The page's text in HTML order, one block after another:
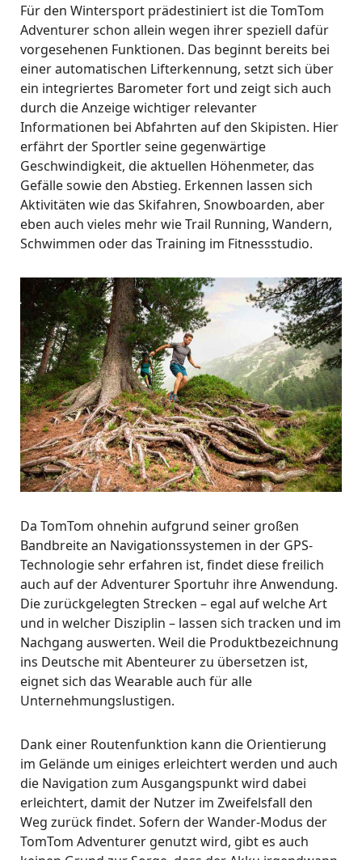
Für den Wintersport prädestiniert ist die TomTom
Adventurer schon allein wegen ihrer speziell dafür
vorgesehenen Funktionen. Das beginnt bereits bei
einer automatischen Lifterkennung, setzt sich über
ein integriertes Barometer fort und zeigt sich auch
durch die Anzeige wichtiger relevanter
Informationen bei Abfahrten auf den Skipisten. Hier
erfährt der Sportler seine gegenwärtige
Geschwindigkeit, die aktuellen Höhenmeter, das
Gefälle sowie den Abstieg. Erkennen lassen sich
Aktivitäten wie das Skifahren, Snowboarden, aber
eben auch vieles mehr wie Trail Running, Wandern,
Schwimmen oder das Training im Fitnessstudio.
Da TomTom ohnehin aufgrund seiner großen
Bandbreite an Navigationssystemen in der GPS-
Technologie sehr erfahren ist, findet diese freilich
auch auf der Adventurer Sportuhr ihre Anwendung.
Die zurückgelegten Strecken – egal auf welche Art
und in welcher Disziplin – lassen sich tracken und im
Nachgang auswerten. Weil die Produktbezeichnung
ins Deutsche mit Abenteurer zu übersetzen ist,
eignet sich das Wearable auch für alle
Unternehmungslustigen.
Dank einer Routenfunktion kann die Orientierung
im Gelände um einiges erleichtert werden und auch
die Navigation zum Ausgangspunkt wird dabei
erleichtert, damit der Nutzer im Zweifelsfall den
Weg zurück findet. Sofern der Wander-Modus der
TomTom Adventurer genutzt wird, gibt es auch